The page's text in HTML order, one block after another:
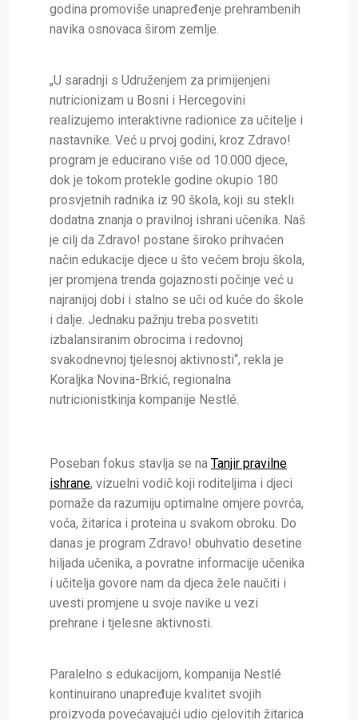
godina promoviše unapređenje prehrambenih
navika osnovaca širom zemlje.
„U saradnji s Udruženjem za primijenjeni
nutricionizam u Bosni i Hercegovini
realizujemo interaktivne radionice za učitelje i
nastavnike. Već u prvoj godini, kroz Zdravo!
program je educirano više od 10.000 djece,
dok je tokom protekle godine okupio 180
prosvjetnih radnika iz 90 škola, koji su stekli
dodatna znanja o pravilnoj ishrani učenika. Naš
je cilj da Zdravo! postane široko prihvaćen
način edukacije djece u što većem broju škola,
jer promjena trenda gojaznosti počinje već u
najranijoj dobi i stalno se uči od kuće do škole
i dalje. Jednaku pažnju treba posvetiti
izbalansiranim obrocima i redovnoj
svakodnevnoj tjelesnoj aktivnosti“, rekla je
Koraljka Novina-Brkić, regionalna
nutricionistkinja kompanije Nestlé.
Poseban fokus stavlja se na Tanjir pravilne
ishrane, vizuelni vodič koji roditeljima i djeci
pomaže da razumiju optimalne omjere povrća,
voća, žitarica i proteina u svakom obroku. Do
danas je program Zdravo! obuhvatio desetine
hiljada učenika, a povratne informacije učenika
i učitelja govore nam da djeca žele naučiti i
uvesti promjene u svoje navike u vezi
prehrane i tjelesne aktivnosti.
Paralelno s edukacijom, kompanija Nestlé
kontinuirano unapređuje kvalitet svojih
proizvoda povećavajući udio cjelovitih žitarica